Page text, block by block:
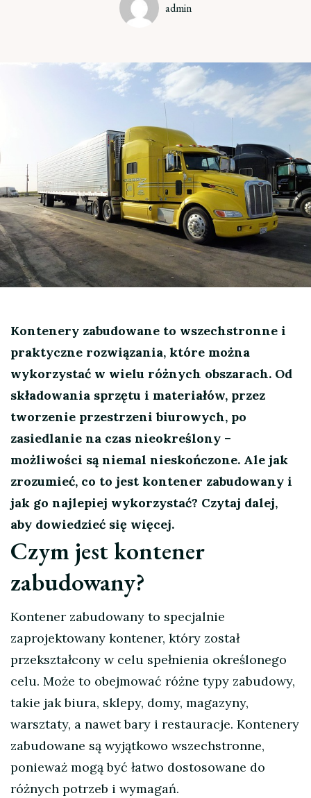
admin
Kontenery zabudowane to wszechstronne i
praktyczne rozwiązania, które można
wykorzystać w wielu różnych obszarach. Od
składowania sprzętu i materiałów, przez
tworzenie przestrzeni biurowych, po
zasiedlanie na czas nieokreślony –
możliwości są niemal nieskończone. Ale jak
zrozumieć, co to jest kontener zabudowany i
jak go najlepiej wykorzystać? Czytaj dalej,
aby dowiedzieć się więcej.
Czym jest kontener
zabudowany?
Kontener zabudowany to specjalnie
zaprojektowany kontener, który został
przekształcony w celu spełnienia określonego
celu. Może to obejmować różne typy zabudowy,
takie jak biura, sklepy, domy, magazyny,
warsztaty, a nawet bary i restauracje. Kontenery
zabudowane są wyjątkowo wszechstronne,
ponieważ mogą być łatwo dostosowane do
różnych potrzeb i wymagań.